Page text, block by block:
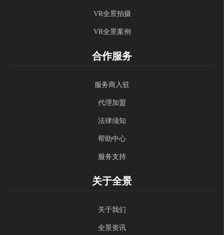
VR全景拍摄
VR全景案例
合作服务
服务商入驻
代理加盟
法律须知
帮助中心
服务支持
关于全景
关于我们
全景资讯